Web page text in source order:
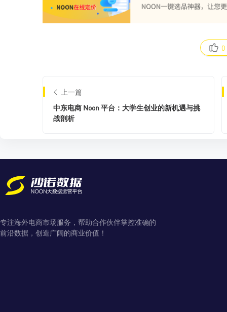
0
上一篇
中东电商 Noon 平台：大学生创业的新机遇与挑
战剖析
专注海外电商市场服务，帮助合作伙伴掌控准确的
前沿数据，创造广阔的商业价值！